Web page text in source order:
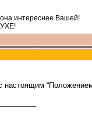
интереснее Вашей!
настоящим